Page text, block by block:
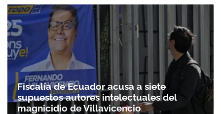
Gracias por suscribirte a nuestro boletín.
ACEPTAR
Fiscalía de Ecuador acusa a siete
supuestos autores intelectuales del
magnicidio de Villavicencio